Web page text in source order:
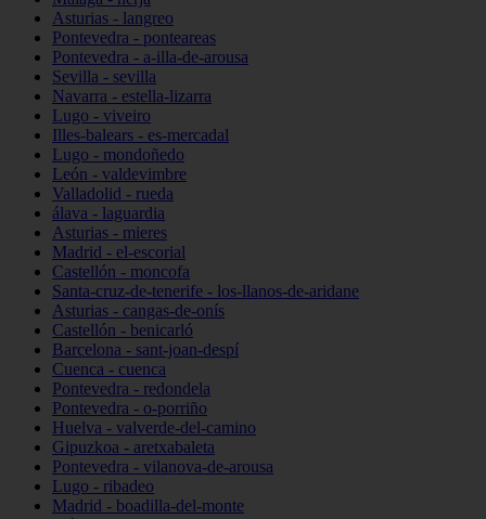
Asturias - langreo
Pontevedra - ponteareas
Pontevedra - a-illa-de-arousa
Sevilla - sevilla
Navarra - estella-lizarra
Lugo - viveiro
Illes-balears - es-mercadal
Lugo - mondoñedo
León - valdevimbre
Valladolid - rueda
álava - laguardia
Asturias - mieres
Madrid - el-escorial
Castellón - moncofa
Santa-cruz-de-tenerife - los-llanos-de-aridane
Asturias - cangas-de-onís
Castellón - benicarló
Barcelona - sant-joan-despí
Cuenca - cuenca
Pontevedra - redondela
Pontevedra - o-porriño
Huelva - valverde-del-camino
Gipuzkoa - aretxabaleta
Pontevedra - vilanova-de-arousa
Lugo - ribadeo
Madrid - boadilla-del-monte